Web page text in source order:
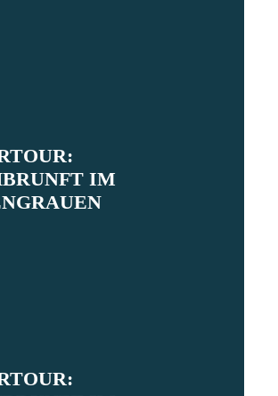
HIRSCHBRUNFT
HIRSCHBRUNFT